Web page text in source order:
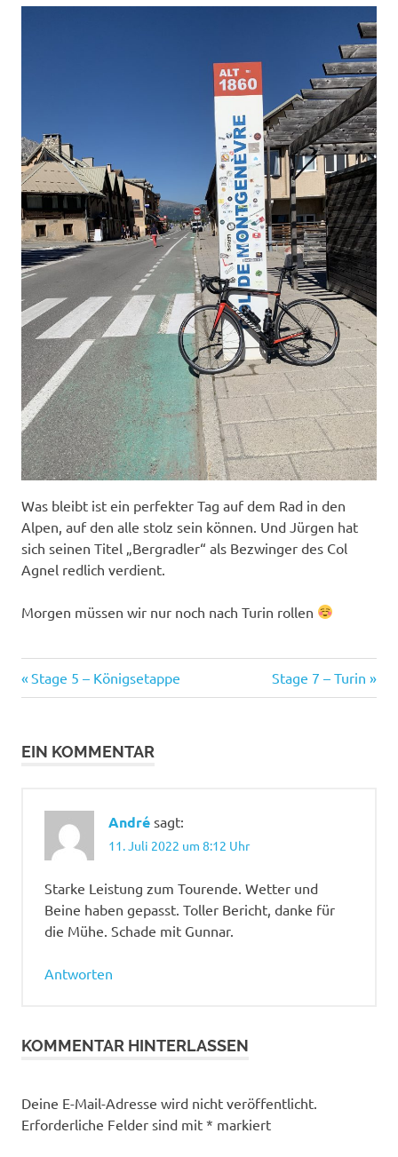
Was bleibt ist ein perfekter Tag auf dem Rad in den
Alpen, auf den alle stolz sein können. Und Jürgen hat
sich seinen Titel „Bergradler“ als Bezwinger des Col
Agnel redlich verdient.
Morgen müssen wir nur noch nach Turin rollen
Beitragsnavigation
Vorheriger
Beitrag:
Stage 5 – Königsetappe
Nächster
Beitrag:
Stage 7 – Turin
EIN KOMMENTAR
André sagt:
11. Juli 2022 um 8:12 Uhr
Starke Leistung zum Tourende. Wetter und
Beine haben gepasst. Toller Bericht, danke für
die Mühe. Schade mit Gunnar.
Antworten
KOMMENTAR HINTERLASSEN
Deine E-Mail-Adresse wird nicht veröffentlicht.
Erforderliche Felder sind mit * markiert